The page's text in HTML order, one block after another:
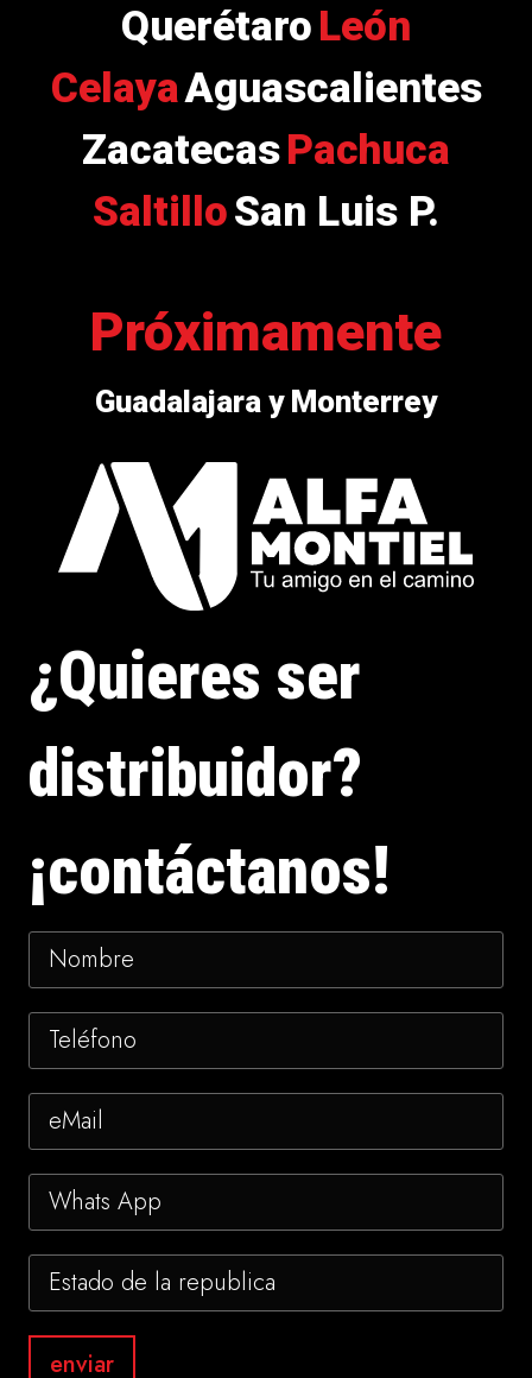
¿Quieres ser
distribuidor?
¡contáctanos!
QuerétaroLeón
CelayaAguascalientes
ZacatecasPachuca
SaltilloSan Luis P.
Próximamente
Guadalajara y Monterrey